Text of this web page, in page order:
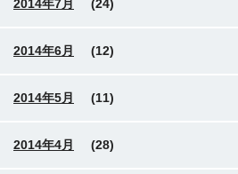
2014年7月 (24)
2014年6月 (12)
2014年5月 (11)
2014年4月 (28)